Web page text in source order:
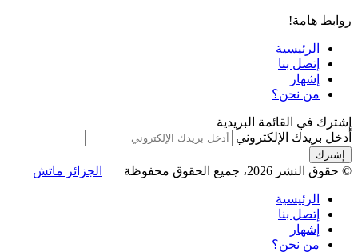
روابط هامة!
الرئيسية
إتصل بنا
إشهار
من نحن؟
إشترك في القائمة البريدية
أدخل بريدك الإلكتروني
© حقوق النشر 2026، جميع الحقوق محفوظة | الجزائر ماتش
الرئيسية
إتصل بنا
إشهار
من نحن؟